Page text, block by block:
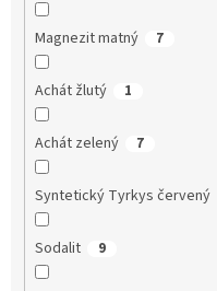
Magnezit matný 7
Achát žlutý 1
Achát zelený 7
Syntetický Tyrkys červený
Sodalit 9